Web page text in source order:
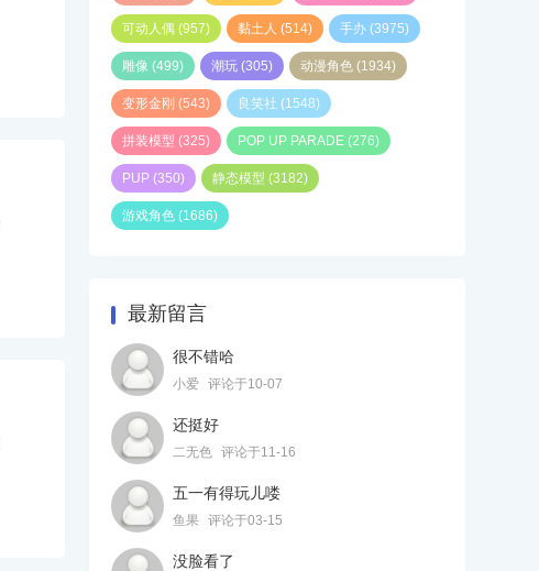
可动人偶 (957) 黏土人 (514) 手办 (3975)
雕像 (499) 潮玩 (305) 动漫角色 (1934)
变形金刚 (543) 良笑社 (1548)
拼装模型 (325) POP UP PARADE (276)
PUP (350) 静态模型 (3182)
游戏角色 (1686)
最新留言
很不错哈
小爱 评论于10-07
还挺好
二无色 评论于11-16
五一有得玩儿喽
鱼果 评论于03-15
没脸看了